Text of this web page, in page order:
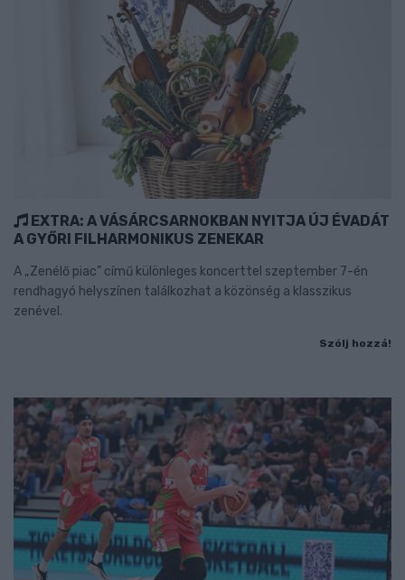
EXTRA: A VÁSÁRCSARNOKBAN NYITJA ÚJ ÉVADÁT
A GYŐRI FILHARMONIKUS ZENEKAR
A „Zenélő piac” című különleges koncerttel szeptember 7-én
rendhagyó helyszínen találkozhat a közönség a klasszikus
zenével.
Szólj hozzá!